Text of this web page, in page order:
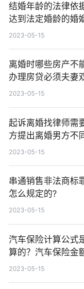
结婚年龄的法律依
达到法定婚龄的婚
2023-05-15
离婚时哪些房产不
办理房贷必须夫妻
吗?
2023-05-15
起诉离婚找律师需
方提出离婚男方不
理？
2023-05-15
串通销售非法商标
怎么规定的?
2023-05-15
汽车保险计算公式
算的？汽车保险金
2023-05-15